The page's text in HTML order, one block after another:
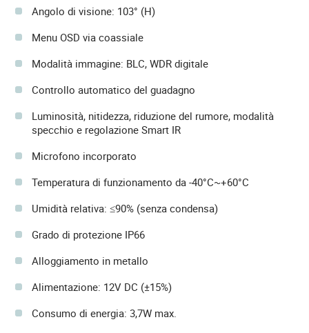
Angolo di visione: 103° (H)
Menu OSD via coassiale
Modalità immagine: BLC, WDR digitale
Controllo automatico del guadagno
Luminosità, nitidezza, riduzione del rumore, modalità
specchio e regolazione Smart IR
Microfono incorporato
Temperatura di funzionamento da -40°C~+60°C
Umidità relativa: ≤90% (senza condensa)
Grado di protezione IP66
Alloggiamento in metallo
Alimentazione: 12V DC (±15%)
Consumo di energia: 3,7W max.